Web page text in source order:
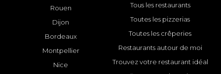
Rouen
Dijon
Bordeaux
Montpellier
Nice
Tous les restaurants
Toutes les pizzerias
Toutes les crêperies
Restaurants autour de moi
Trouvez votre restaurant idéal